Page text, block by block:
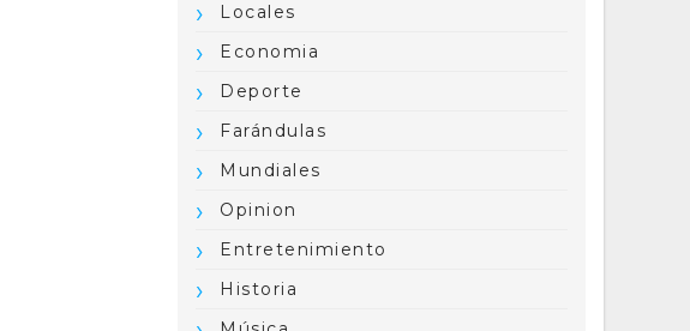
Locales
Economia
Deporte
Farándulas
Mundiales
Opinion
Entretenimiento
Historia